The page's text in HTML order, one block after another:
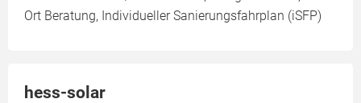
Ort Beratung, Individueller Sanierungsfahrplan (iSFP)
hess-solar